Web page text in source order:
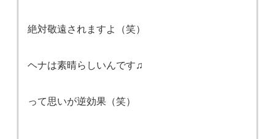
絶対敬遠されますよ（笑）
ヘナは素晴らしいんです♫
って思いが逆効果（笑）